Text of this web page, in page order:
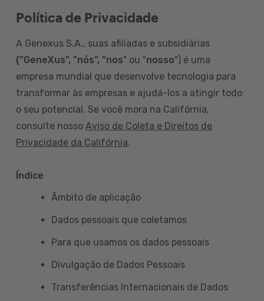
Política de Privacidade
A Genexus S.A., suas afiliadas e subsidiárias
("GeneXus", "nós", "nos" ou "nosso") é uma
empresa mundial que desenvolve tecnologia para
transformar às empresas e ajudá-los a atingir todo
o seu potencial. Se você mora na Califórnia,
consulte nosso Aviso de Coleta e Direitos de
Privacidade da Califórnia.
Índice
Âmbito de aplicação
Dados pessoais que coletamos
Para que usamos os dados pessoais
Divulgação de Dados Pessoais
Transferências Internacionais de Dados